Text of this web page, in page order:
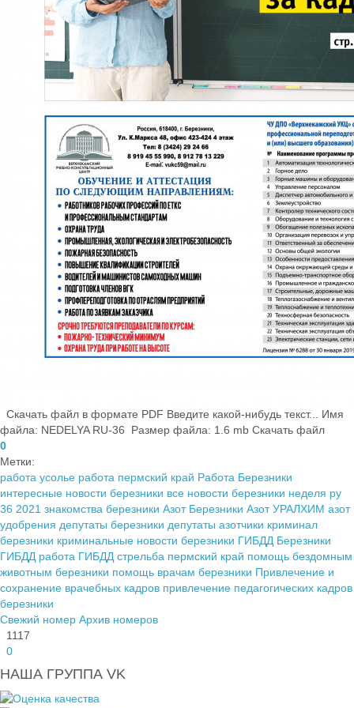
Скачать файл в формате PDF Введите какой-нибудь текст... Имя
файла: NEDELYA RU-36 Размер файла: 1.6 mb Скачать файл
0
Метки:
работа усолье работа пермский край Работа Березники
интересные новости березники все новости березники неделя ру
36 2021 знакомства березники Азот Березники Азот УРАЛХИМ азот
удобрения депутаты березники депутаты азотчики криминал
березники криминальные новости березники ГИБДД Березники
ГИБДД работа ГИБДД стрельба пермский край помощь бездомным
животным березники помощь врачам березники Привлечение и
сохранение врачебных кадров привлечение педагогических кадров
березники
Свежий номер Архив номеров
1117
0
НАША ГРУППА VK